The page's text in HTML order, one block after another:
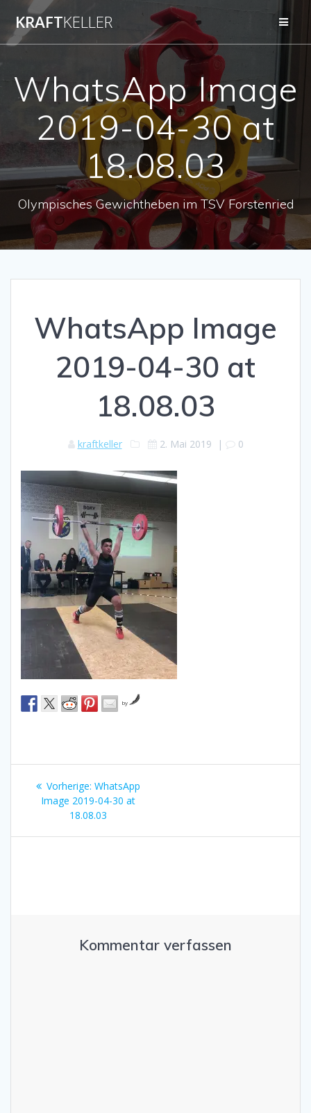
Zum
Inhalt
springen
KRAFTKELLER
WhatsApp Image
2019-04-30 at
18.08.03
Olympisches Gewichtheben im TSV Forstenried
WhatsApp Image
2019-04-30 at
18.08.03
kraftkeller 2. Mai 2019 | 0
by
Beitragsnavigation
Vorherige: Vorheriger
Beitrag:
WhatsApp
Image 2019-04-30 at
18.08.03
Kommentar verfassen